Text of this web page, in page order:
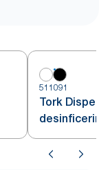
511091
Tork